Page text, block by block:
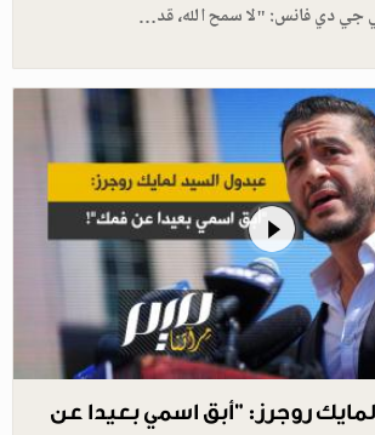
جي دي فانس: "لا سمح الله، قد…
روجرز: "أبق اسمي بعيدا عن